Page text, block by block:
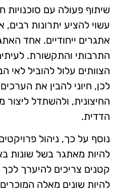
שיתוף פעולה עם סוכנויות
עשוי להציע יתרונות רבים,
אתגרים ייחודיים. אחד
התרבותי והתקשורת.
הצוותים עלול להוביל לאי
לכן, חיוני להבין את
החיצונית, ולהשתדל
הדדית.
נוסף על כך, ניהול
להיות מאתגר בשל שונות
קטנים צריכים להיערך לכך
להיות שונים מאלה